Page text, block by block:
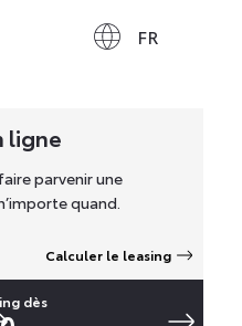
FR
ligne
parvenir une
quand.
Calculer le leasing
dès